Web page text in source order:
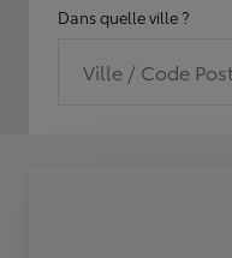
Dans quelle ville ?
Ville / Code